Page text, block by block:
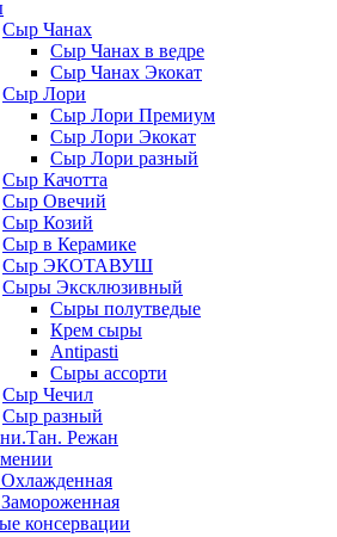
Сыр Чанах
Сыр Чанах в ведре
Сыр Чанах Экокат
Сыр Лори
Сыр Лори Премиум
Сыр Лори Экокат
Сыр Лори разный
Сыр Качотта
Сыр Овечий
Сыр Козий
Сыр в Керамике
Сыр ЭКОТАВУШ
Сыры Эксклюзивный
Сыры полутведые
Крем сыры
Antipasti
Сыры ассорти
Сыр Чечил
Сыр разный
Режан
консервации